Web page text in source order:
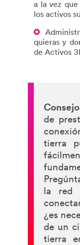
a la vez
los activos
quieras y
de Activos
de
tierra
la red
¿es
de un
tierra